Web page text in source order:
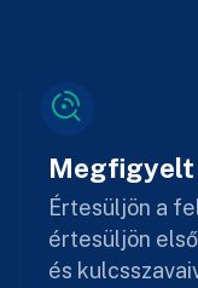
Megfigyelt
Értesüljön a
értesüljön
és